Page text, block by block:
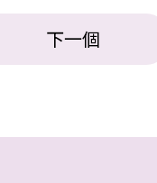
下一個